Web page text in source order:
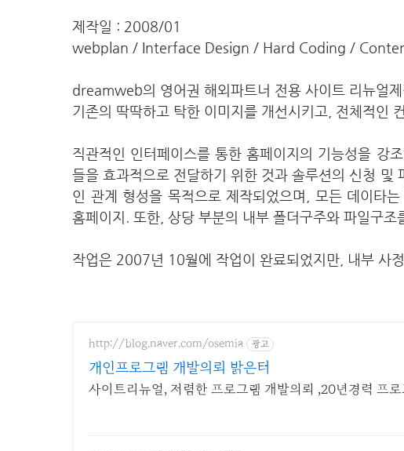
제작일 : 2008/01
webplan / Interface Design / Hard Coding /
dreamweb의 영어권 해외파트너 전용 사이트 리뉴얼제
기존의 딱딱하고 탁한 이미지를 개선시키고, 전체적인
직관적인 인터페이스를 통한 홈페이지의 기능성을 강
들을 효과적으로 전달하기 위한 것과 솔루션의 신청 및
인 관계 형성을 목적으로 제작되었으며, 모든 데이타
홈페이지. 또한, 상당 부분의 내부 폴더구주와 파일구조
작업은 2007년 10월에 작업이 완료되었지만, 내부 사
http://blog.naver.com/osemia 광고
개인프로그램 개발의뢰 밝은터
사이트리뉴얼, 저렴한 프로그램 개발의뢰 ,20년경력 프